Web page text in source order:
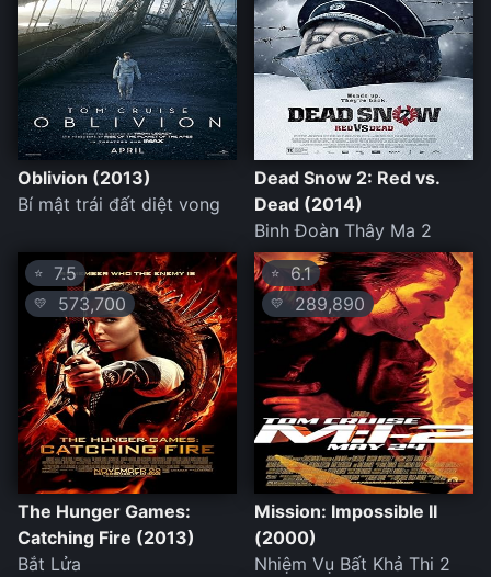
Oblivion (2013)
Bí mật trái đất diệt vong
Dead Snow 2: Red vs.
Dead (2014)
Binh Đoàn Thây Ma 2
⭐ 7.5
💛 573,700
The Hunger Games:
Catching Fire (2013)
Bắt Lửa
⭐ 6.1
💛 289,890
Mission: Impossible II
(2000)
Nhiệm Vụ Bất Khả Thi 2